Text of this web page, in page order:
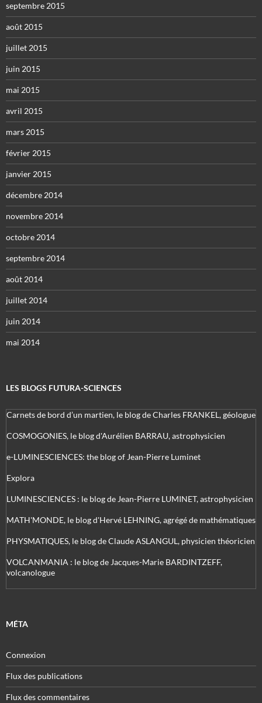
septembre 2015
août 2015
juillet 2015
juin 2015
mai 2015
avril 2015
mars 2015
février 2015
janvier 2015
décembre 2014
novembre 2014
octobre 2014
septembre 2014
août 2014
juillet 2014
juin 2014
mai 2014
LES BLOGS FUTURA-SCIENCES
Carnets de bord d’un martien, le blog de Charles FRANKEL, géologue
COSMOGONIES, le blog d'Aurélien BARRAU, astrophysicien
e-LUMINESCIENCES: the blog of Jean-Pierre Luminet
Explora
LUMINESCIENCES : le blog de Jean-Pierre LUMINET, astrophysicien
MATH'MONDE, le blog d'Hervé LEHNING, agrégé de mathématiques
PHYSMATIQUES, le blog de Claude ASLANGUL, physicien théoricien
VOLCANMANIA : le blog de Jacques-Marie BARDINTZEFF,
volcanologue
MÉTA
Connexion
Flux des publications
Flux des commentaires